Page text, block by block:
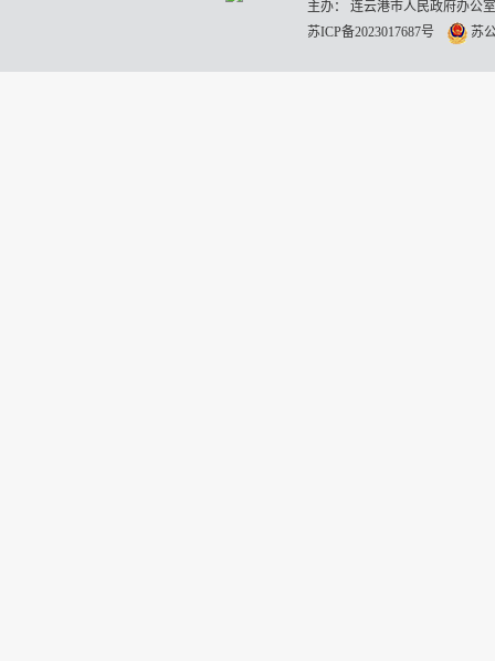
主办： 连云港市人民政府办
苏ICP备2023017687号
苏